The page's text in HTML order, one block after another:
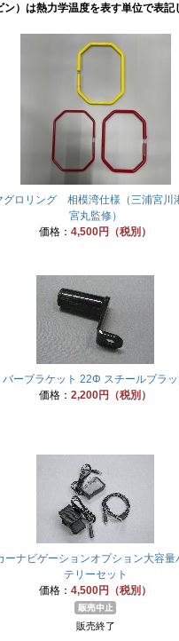
）は熱力学温度を表す単位で表記
グロリング 相模湾仕様（三浦宮川
宮丸監修）
価格： 4,500円（税別）
バーブラケット 22Φ スチールブラッ
価格： 2,200円（税別）
ーナビゲーションオプション大容量
テリーセット
価格： 4,500円（税別）
販売終了